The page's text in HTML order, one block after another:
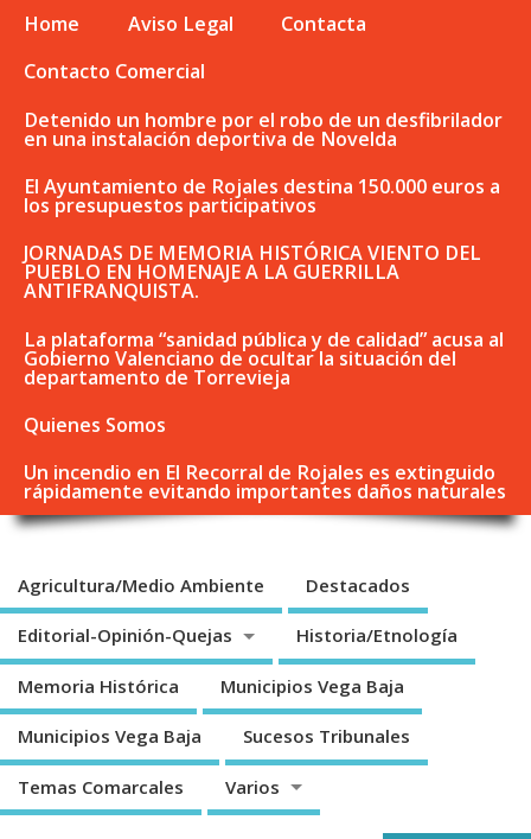
Home Aviso Legal
Contacta
Contacto Comercial
Detenido un hombre por el robo de un desfibrilador
en una instalación deportiva de Novelda
El Ayuntamiento de Rojales destina 150.000 euros a
los presupuestos participativos
JORNADAS DE MEMORIA HISTÓRICA VIENTO DEL
PUEBLO EN HOMENAJE A LA GUERRILLA
ANTIFRANQUISTA.
La plataforma “sanidad pública y de calidad” acusa al
Gobierno Valenciano de ocultar la situación del
departamento de Torrevieja
Quienes Somos
Un incendio en El Recorral de Rojales es extinguido
rápidamente evitando importantes daños naturales
Agricultura/Medio Ambiente Destacados
Editorial-Opinión-Quejas Historia/Etnología
Memoria Histórica Municipios Vega Baja
Municipios Vega Baja Sucesos Tribunales
Temas Comarcales Varios